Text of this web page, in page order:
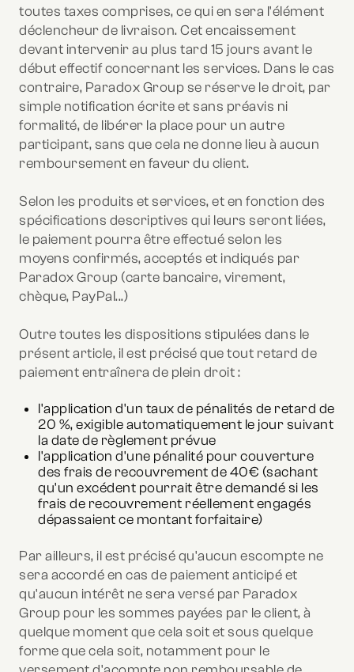
toutes taxes comprises, ce qui en sera l'élément
déclencheur de livraison. Cet encaissement
devant intervenir au plus tard 15 jours avant le
début effectif concernant les services. Dans le cas
contraire, Paradox Group se réserve le droit, par
simple notification écrite et sans préavis ni
formalité, de libérer la place pour un autre
participant, sans que cela ne donne lieu à aucun
remboursement en faveur du client.
Selon les produits et services, et en fonction des
spécifications descriptives qui leurs seront liées,
le paiement pourra être effectué selon les
moyens confirmés, acceptés et indiqués par
Paradox Group (carte bancaire, virement,
chèque, PayPal...)
Outre toutes les dispositions stipulées dans le
présent article, il est précisé que tout retard de
paiement entraînera de plein droit :
l'application d'un taux de pénalités de retard de
20 %, exigible automatiquement le jour suivant
la date de règlement prévue
l'application d'une pénalité pour couverture
des frais de recouvrement de 40€ (sachant
qu'un excédent pourrait être demandé si les
frais de recouvrement réellement engagés
dépassaient ce montant forfaitaire)
Par ailleurs, il est précisé qu'aucun escompte ne
sera accordé en cas de paiement anticipé et
qu'aucun intérêt ne sera versé par Paradox
Group pour les sommes payées par le client, à
quelque moment que cela soit et sous quelque
forme que cela soit, notamment pour le